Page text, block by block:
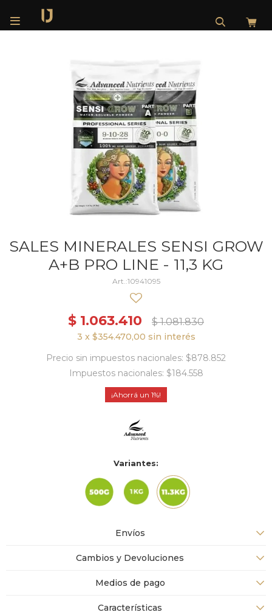

SALES MINERALES SENSI GROW
A+B PRO LINE - 11,3 KG
10941095
$ 1.063.410 $ 1.081.830
3 x $354.470,00 sin interés
Precio sin impuestos nacionales: $878.852
Impuestos nacionales: $184.558
1
Variantes:
Envíos
Cambios y Devoluciones
Medios de pago
Características